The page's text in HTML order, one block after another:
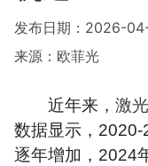
发布日期：2026-
来源：欧菲光
近年来，激
数据显示，
逐年增加，2024